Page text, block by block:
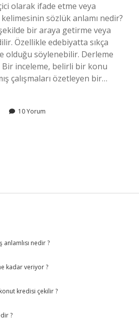
olarak ifade etme veya
sözlük anlamı nedir?
bir araya getirme veya
Özellikle edebiyatta sıkça
olduğu söylenebilir. Derleme
Bir inceleme, belirli bir konu
çalışmaları özetleyen bir…
10 Yorum
nedir ?
kadar veriyor ?
kredisi çekilir ?
?